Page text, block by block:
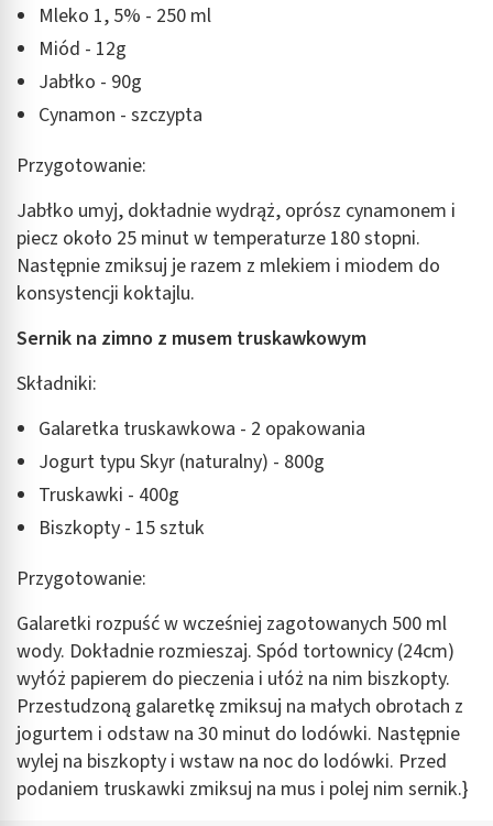
Mleko 1, 5% - 250 ml
Miód - 12g
Jabłko - 90g
Cynamon - szczypta
Przygotowanie:
Jabłko umyj, dokładnie wydrąż, oprósz cynamonem i
piecz około 25 minut w temperaturze 180 stopni.
Następnie zmiksuj je razem z mlekiem i miodem do
konsystencji koktajlu.
Sernik na zimno z musem truskawkowym
Składniki:
Galaretka truskawkowa - 2 opakowania
Jogurt typu Skyr (naturalny) - 800g
Truskawki - 400g
Biszkopty - 15 sztuk
Przygotowanie:
Galaretki rozpuść w wcześniej zagotowanych 500 ml
wody. Dokładnie rozmieszaj. Spód tortownicy (24cm)
wyłóż papierem do pieczenia i ułóż na nim biszkopty.
Przestudzoną galaretkę zmiksuj na małych obrotach z
jogurtem i odstaw na 30 minut do lodówki. Następnie
wylej na biszkopty i wstaw na noc do lodówki. Przed
podaniem truskawki zmiksuj na mus i polej nim sernik.}